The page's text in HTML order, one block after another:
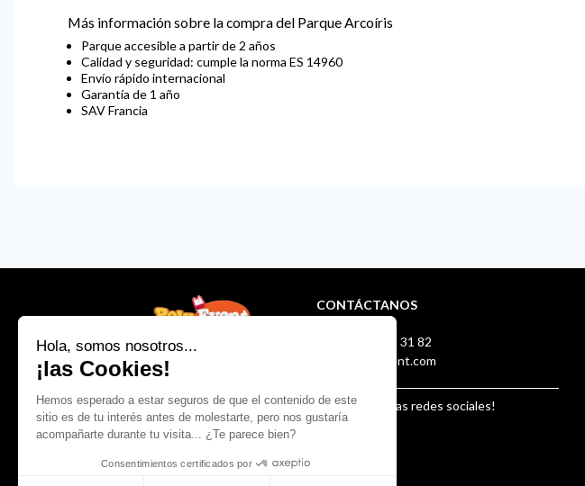
Más información sobre la compra del Parque Arcoíris
Parque accesible a partir de 2 años
Calidad y seguridad: cumple la norma ES 14960
Envío rápido internacional
Garantía de 1 año
SAV Francia
CONTÁCTANOS
+33 (0)1 56 31 31 82
info@poly-event.com
¡Síguenos en las redes sociales!